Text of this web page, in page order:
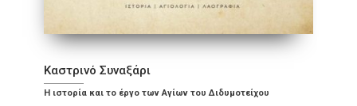
Καστρινό Συναξάρι
Η ιστορία και το έργο των Αγίων του Διδυμοτείχου